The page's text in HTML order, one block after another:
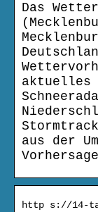
Das
aktuelles
aus der
http s://14-